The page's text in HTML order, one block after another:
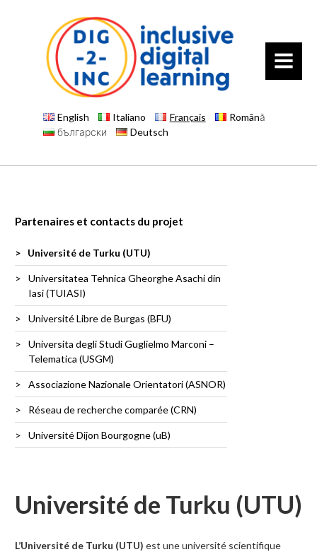
MENU
English Italiano Français
Română
български
Deutsch
Partenaires et contacts du projet
Université de Turku (UTU)
Universitatea Tehnica Gheorghe Asachi din
Iasi (TUIASI)
Université Libre de Burgas (BFU)
Universita degli Studi Guglielmo Marconi –
Telematica (USGM)
Associazione Nazionale Orientatori (ASNOR)
Réseau de recherche comparée (CRN)
Université Dijon Bourgogne (uB)
Université de Turku (UTU)
L’Université de Turku (UTU) est une université scientifique